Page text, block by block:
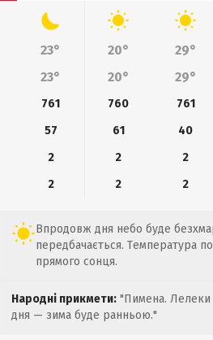
23° 20° 29°
23° 20° 29°
761 760 761
57 61 40
2 2 2
2 2 2
Впродовж дня небо буде
передбачається. Температура
прямого сонця.
Народні прикмети: "Пимена. Лелеки
дня — зима буде ранньою."